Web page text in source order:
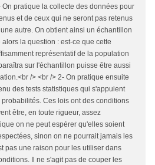
On pratique la collecte des données pour
et de ceux qui ne seront pas retenus
autre. On obtient ainsi un échantillon
la question : est-ce que cette
représentatif de la population
sur l'échantillon puisse être aussi
/> <br /> 2- On pratique ensuite
des tests statistiques qui s'appuient
Ces lois ont des conditions
être, en toute rigueur, assez
on ne peut espérer qu'elles soient
sinon on ne pourrait jamais les
pas une raison pour les utiliser dans
Il ne s'agit pas de couper les